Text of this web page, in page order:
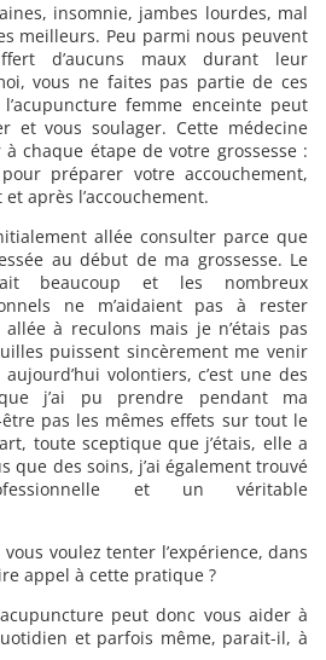
insomnie, jambes lourdes, mal
meilleurs. Peu parmi nous peuvent
d’aucuns maux durant leur
vous ne faites pas partie de ces
femme enceinte peut
et vous soulager. Cette médecine
chaque étape de votre grossesse :
préparer votre accouchement,
après l’accouchement.
allée consulter parce que
au début de ma grossesse. Le
beaucoup et les nombreux
ne m’aidaient pas à rester
allée à reculons mais je n’étais pas
puissent sincèrement me venir
volontiers, c’est une des
j’ai pu prendre pendant ma
être pas les mêmes effets sur tout le
toute sceptique que j’étais, elle a
que des soins, j’ai également trouvé
et un véritable
voulez tenter l’expérience, dans
appel à cette pratique ?
peut donc vous aider à
et parfois même, parait-il, à